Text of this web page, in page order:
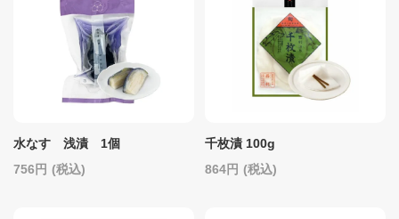
水なす 浅漬 1個
756
(税込)
千枚漬 100g
864
(税込)